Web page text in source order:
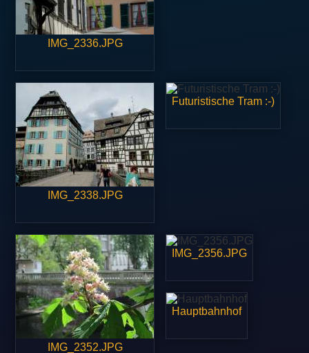
IMG_2336.JPG
IMG_2338.JPG
Futuristische Tram :-)
IMG_2352.JPG
IMG_2356.JPG
Hauptbahnhof